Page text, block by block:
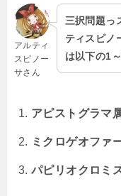
アルティ
スピノー
サさん
三択問題
ティスピノ
は以下の1
アピストグラマ
ミクロゲオファ
パピリオクロミ